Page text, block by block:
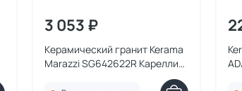
3 053 ₽
Керамический гранит Kerama
Marazzi SG642622R Карелли